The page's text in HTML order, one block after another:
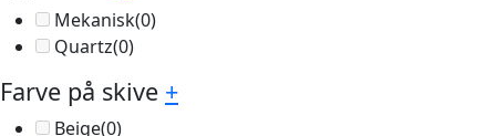
Mekanisk(0)
Quartz(0)
Farve på skive +
Beige(0)